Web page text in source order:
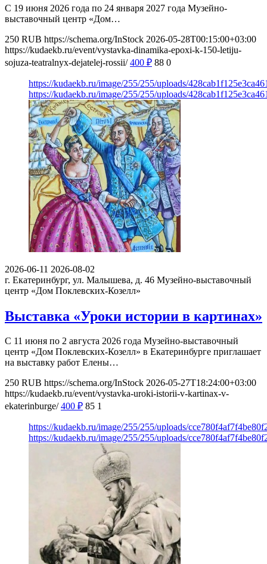
С 19 июня 2026 года по 24 января 2027 года Музейно-
выставочный центр «Дом…
250 RUB https://schema.org/InStock 2026-05-28T00:15:00+03:00
https://kudaekb.ru/event/vystavka-dinamika-epoxi-k-150-letiju-
sojuza-teatralnyx-dejatelej-rossii/ 400 ₽ 88 0
https://kudaekb.ru/image/255/255/uploads/
https://kudaekb.ru/image/255/255/uploads/
2026-06-11 2026-08-02
г. Екатеринбург, ул. Малышева, д. 46 Музейно-выставочный
центр «Дом Поклевских-Козелл»
Выставка «Уроки истории в картинах»
С 11 июня по 2 августа 2026 года Музейно-выставочный
центр «Дом Поклевских-Козелл» в Екатеринбурге приглашает
на выставку работ Елены…
250 RUB https://schema.org/InStock 2026-05-27T18:24:00+03:00
https://kudaekb.ru/event/vystavka-uroki-istorii-v-kartinax-v-
ekaterinburge/ 400 ₽ 85 1
https://kudaekb.ru/image/255/255/uploads/
https://kudaekb.ru/image/255/255/uploads/